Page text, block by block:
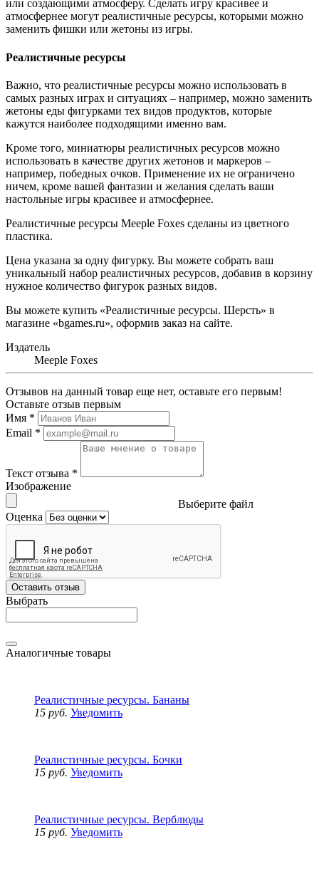
или создающими атмосферу. Сделать игру красивее и
атмосфернее могут реалистичные ресурсы, которыми можно
заменить фишки или жетоны из игры.
Реалистичные ресурсы
Важно, что реалистичные ресурсы можно использовать в
самых разных играх и ситуациях – например, можно заменить
жетоны еды фигурками тех видов продуктов, которые
кажутся наиболее подходящими именно вам.
Кроме того, миниатюры реалистичных ресурсов можно
использовать в качестве других жетонов и маркеров –
например, победных очков. Применение их не ограничено
ничем, кроме вашей фантазии и желания сделать ваши
настольные игры красивее и атмосфернее.
Реалистичные ресурсы Meeple Foxes сделаны из цветного
пластика.
Цена указана за одну фигурку. Вы можете собрать ваш
уникальный набор реалистичных ресурсов, добавив в корзину
нужное количество фигурок разных видов.
Вы можете купить «Реалистичные ресурсы. Шерсть» в
магазине «bgames.ru», оформив заказ на сайте.
Издатель
Meeple Foxes
Отзывов на данный товар еще нет, оставьте его первым!
Оставьте отзыв первым
Имя *
Email *
Текст отзыва *
Изображение
Выберите файл
Оценка
Оставить отзыв
Выбрать
Аналогичные товары
Реалистичные ресурсы. Бананы
15 руб. Уведомить
Реалистичные ресурсы. Бочки
15 руб. Уведомить
Реалистичные ресурсы. Верблюды
15 руб. Уведомить